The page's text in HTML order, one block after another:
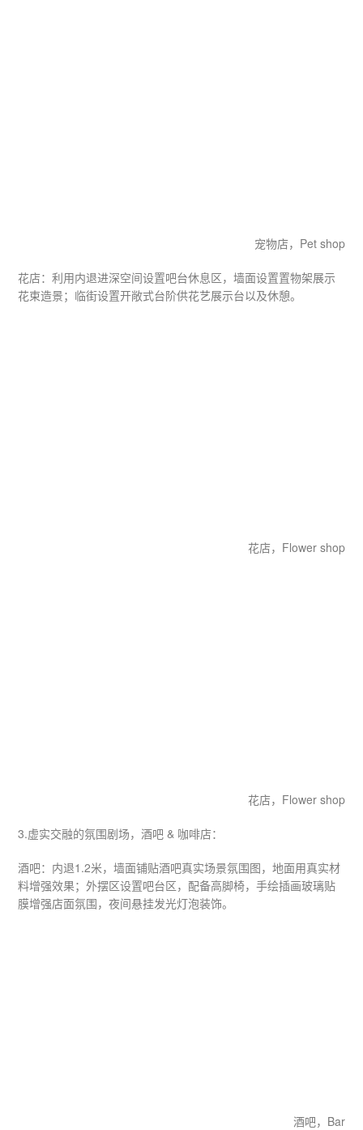
宠物店，Pet shop
花店：利用内退进深空间设置吧台休息区，墙面设置置物架展示
花束造景；临街设置开敞式台阶供花艺展示台以及休憩。
花店，Flower shop
花店，Flower shop
3.虚实交融的氛围剧场，酒吧 & 咖啡店： ​
酒吧​：内退1.2米，墙面铺贴酒吧真实场景氛围图，地面用真实材
料增强效果；外摆区设置吧台区，配备高脚椅，手绘插画玻璃贴
膜增强店面氛围，夜间悬挂发光灯泡装饰。
酒吧​，Bar